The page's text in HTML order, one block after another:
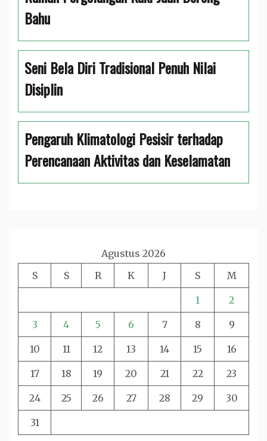
Bahu
Seni Bela Diri Tradisional Penuh Nilai
Disiplin
Pengaruh Klimatologi Pesisir terhadap
Perencanaan Aktivitas dan Keselamatan
Agustus 2026
S
S R K J S M
1 2
3 4 5 6 7 8 9
10 11 12 13 14 15 16
17 18 19 20 21 22 23
24 25 26 27 28 29 30
31